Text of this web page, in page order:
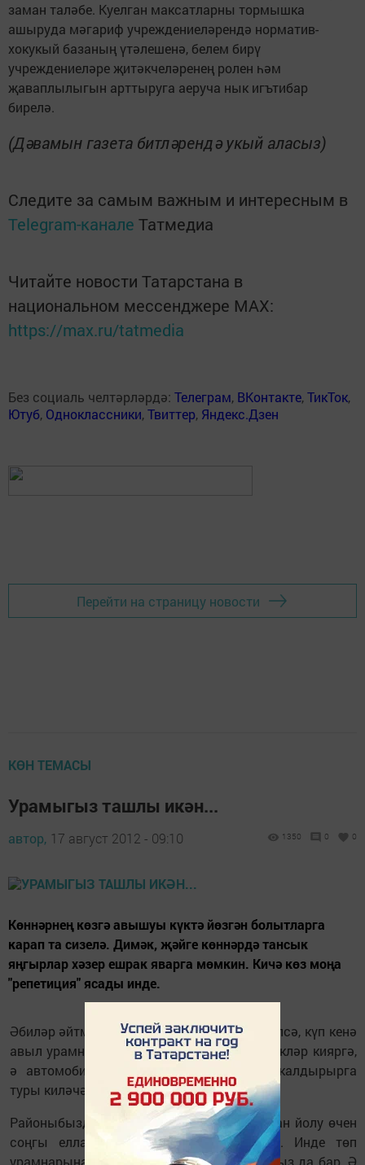
заман таләбе. Куелган максатларны тормышка
ашыруда мәгариф учреждениеләрендә норматив-
хокукый базаның үтәлешенә, белем бирү
учреждениеләре җитәкчеләренең ролен һәм
җаваплылыгын арттыруга аеруча нык игътибар
бирелә.
(Дәвамын газета битләрендә укый аласыз)
Следите за самым важным и интересным в
Telegram-канале Татмедиа
Читайте новости Татарстана в
национальном мессенджере MАХ:
https://max.ru/tatmedia
Без социаль челтәрләрдә: Телеграм, ВКонтакте,ТикТок,
Ютуб, Одноклассники,Твиттер, Яндекс.Дзен
Перейти на страницу новости
КӨН ТЕМАСЫ
Урамыгыз ташлы икән...
автор, 17 август 2012 - 09:10 1350 0 0
Көннәрнең көзгә авышуы күктә йөзгән болытларга
карап та сизелә. Димәк, җәйге көннәрдә тансык
яңгырлар хәзер ешрак яварга мөмкин. Кичә көз моңа
"репетиция" ясады инде.
Әбиләр әйтмешли, күк капусы тәмам тишелсә, күп кенә
авыл урамнарында йөрер өчен резина итекләр кияргә,
ә автомобильләрне урам башында ук калдырырга
туры киләчәк дигән сүз бу.
Районыбызда авыл халкын шушы газаптан йолу өчен
соңгы елларда шактый эш башкарыла. Инде төп